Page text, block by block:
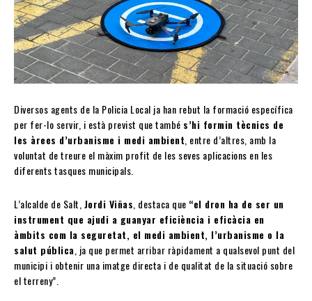
Diversos agents de la Policia Local ja han rebut la formació específica
per fer-lo servir, i està previst que també s’hi formin tècnics de
les àrees d’urbanisme i medi ambient, entre d’altres, amb la
voluntat de treure el màxim profit de les seves aplicacions en les
diferents tasques municipals.
L’alcalde de Salt,Jordi Viñas, destaca que “el dron ha de ser un
instrument que ajudi a guanyar eficiència i eficàcia en
àmbits com la seguretat, el medi ambient, l’urbanisme o la
salut pública, ja que permet arribar ràpidament a qualsevol punt del
municipi i obtenir una imatge directa i de qualitat de la situació sobre
el terreny”.